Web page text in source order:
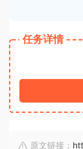
任务详情
原文链接：